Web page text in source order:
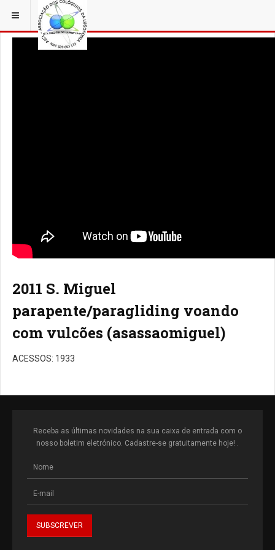
ESTÁ EM... AÇORFILM
2011 S. Miguel
parapente/paragliding voando
com vulcões (asassaomiguel)
ACESSOS: 1933
Receba as últimas novidades na sua caixa de entrada com o
nosso boletim eletrónico. Cadastre-se gratuitamente hoje! .